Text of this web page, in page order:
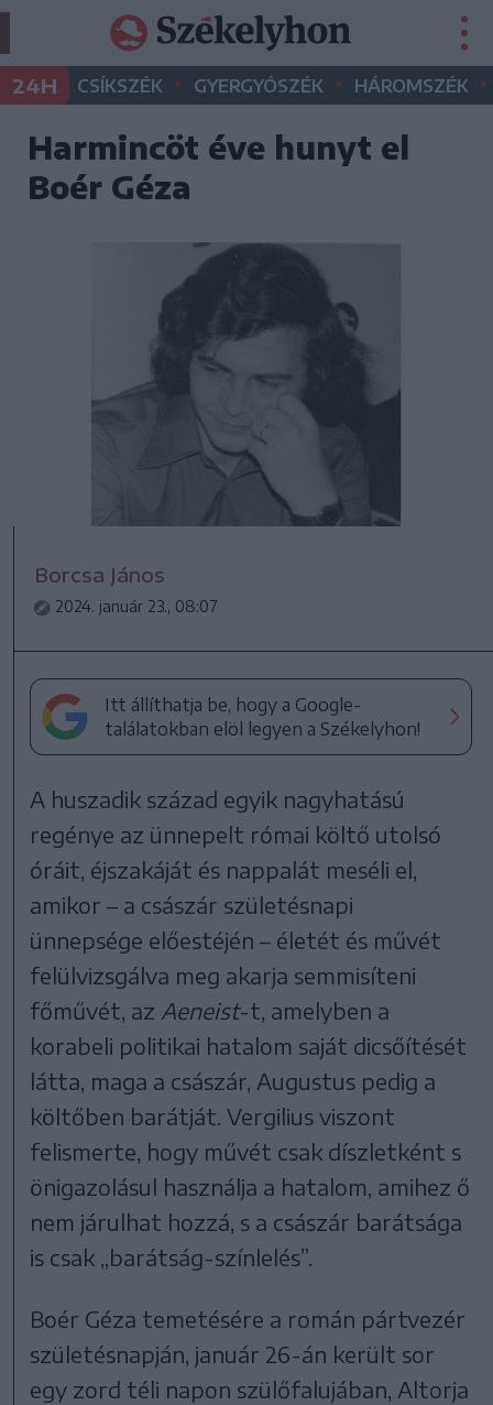
24H CSÍKSZÉK • GYERGYÓSZÉK • HÁROMSZÉK •
Harmincöt éve hunyt el
Boér Géza
Borcsa János
2024. január 23., 08:07
Itt állíthatja be, hogy a Google-
találatokban elöl legyen a Székelyhon!
A huszadik század egyik nagyhatású
regénye az ünnepelt római költő utolsó
óráit, éjszakáját és nappalát meséli el,
amikor – a császár születésnapi
ünnepsége előestéjén – életét és művét
felülvizsgálva meg akarja semmisíteni
főművét, az Aeneist-t, amelyben a
korabeli politikai hatalom saját dicsőítését
látta, maga a császár, Augustus pedig a
költőben barátját. Vergilius viszont
felismerte, hogy művét csak díszletként s
önigazolásul használja a hatalom, amihez ő
nem járulhat hozzá, s a császár barátsága
is csak „barátság-színlelés”.
Boér Géza temetésére a román pártvezér
születésnapján, január 26-án került sor
egy zord téli napon szülőfalujában, Altorja